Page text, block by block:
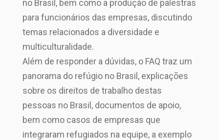
no Brasil, bem como a produção de palestras
para funcionários das empresas, discutindo
temas relacionados a diversidade e
multiculturalidade.
Além de responder a dúvidas, o FAQ traz um
panorama do refúgio no Brasil, explicações
sobre os direitos de trabalho destas
pessoas no Brasil, documentos de apoio,
bem como casos de empresas que
integraram refugiados na equipe, a exemplo